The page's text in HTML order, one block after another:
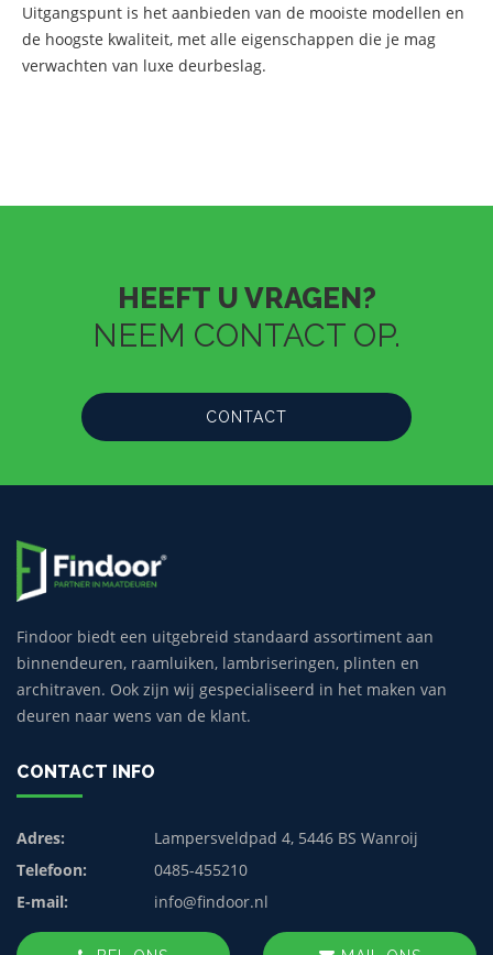
Uitgangspunt is het aanbieden van de mooiste modellen en
de hoogste kwaliteit, met alle eigenschappen die je mag
verwachten van luxe deurbeslag.
HEEFT U VRAGEN?
NEEM CONTACT OP.
CONTACT
Findoor biedt een uitgebreid standaard assortiment aan
binnendeuren, raamluiken, lambriseringen, plinten en
architraven. Ook zijn wij gespecialiseerd in het maken van
deuren naar wens van de klant.
CONTACT INFO
Adres:
Lampersveldpad 4, 5446 BS Wanroij
Telefoon:
0485-455210
E-mail:
info@findoor.nl